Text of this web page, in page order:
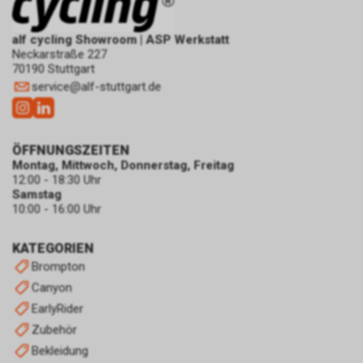
alf cycling Showroom | ASP Werkstatt
Neckarstraße 227
70190 Stuttgart
service@alf-stuttgart.de
KATEGORIEN
Brompton
Canyon
EarlyRider
Zubehör
Bekleidung
ÖFFNUNGSZEITEN
Montag, Mittwoch, Donnerstag, Freitag
12:00 - 18:30 Uhr
Samstag
10:00 - 16:00 Uhr